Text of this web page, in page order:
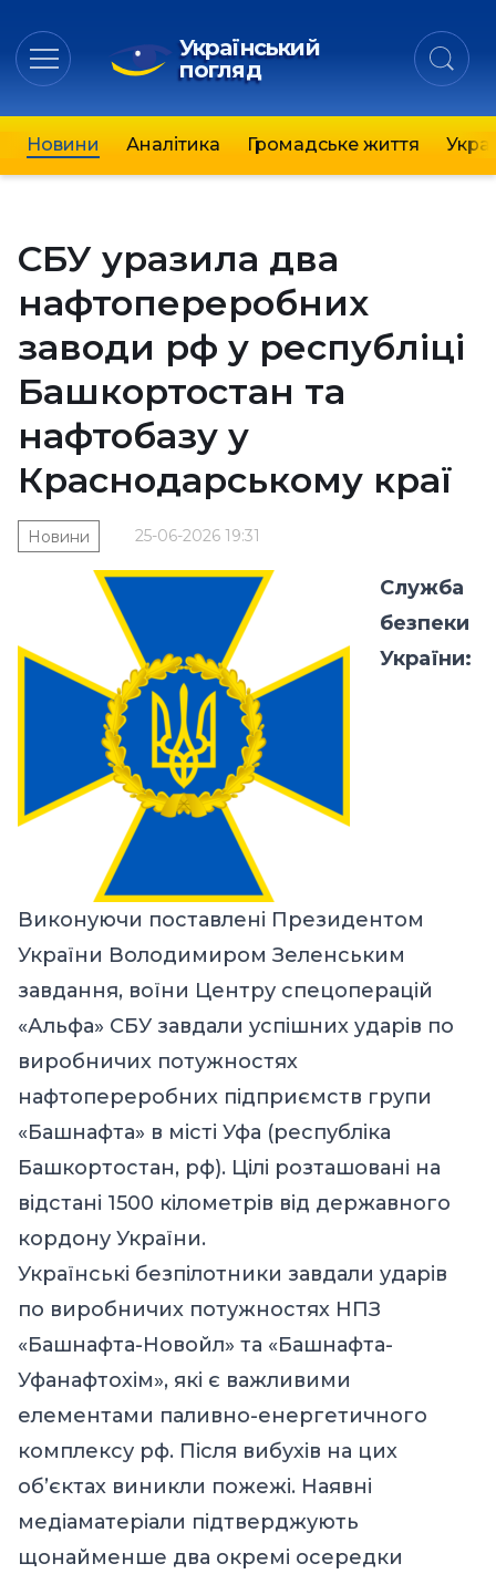
Український
погляд
Новини Аналітика Громадське життя
СБУ уразила два
нафтопереробних
заводи рф у республіці
Башкортостан та
нафтобазу у
Краснодарському краї
25-06-2026 19:31
Новини
Служба
безпеки
України:
Виконуючи поставлені Президентом
України Володимиром Зеленським
завдання, воїни Центру спецоперацій
«Альфа» СБУ завдали успішних ударів по
виробничих потужностях
нафтопереробних підприємств групи
«Башнафта» в місті Уфа (республіка
Башкортостан, рф). Цілі розташовані на
відстані 1500 кілометрів від державного
кордону України.
Українські безпілотники завдали ударів
по виробничих потужностях НПЗ
«Башнафта-Новойл» та «Башнафта-
Уфанафтохім», які є важливими
елементами паливно-енергетичного
комплексу рф. Після вибухів на цих
об’єктах виникли пожежі. Наявні
медіаматеріали підтверджують
щонайменше два окремі осередки